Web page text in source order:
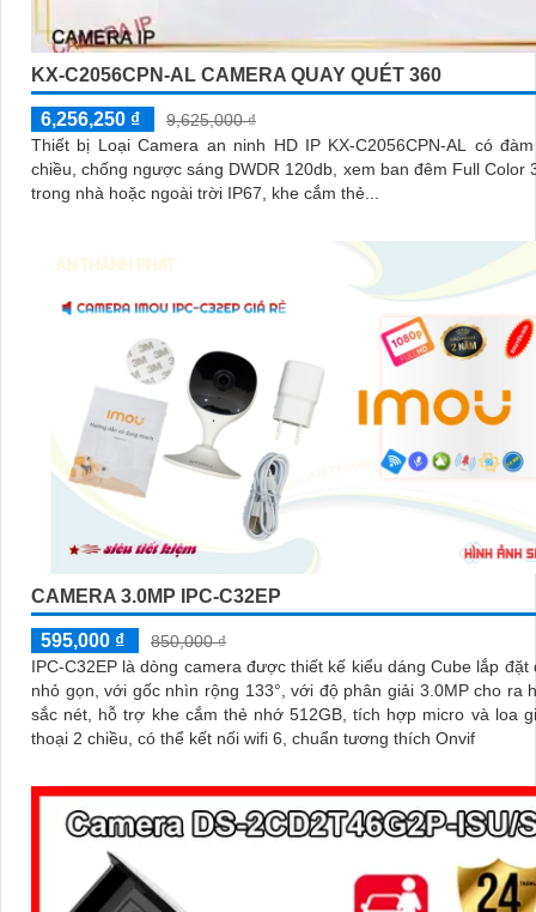
KX-C2056CPN-AL CAMERA QUAY QUÉT 360
6,256,250 ₫
9,625,000 ₫
Thiết bị Loại Camera an ninh HD IP KX-C2056CPN-AL có
chiều, chống ngược sáng DWDR 120db, xem ban đêm Full Color
trong nhà hoặc ngoài trời IP67, khe cắm thẻ...
CAMERA 3.0MP IPC-C32EP
595,000 ₫
850,000 ₫
IPC-C32EP là dòng camera được thiết kế kiểu dáng Cube lắp đặt
nhỏ gọn, với gốc nhìn rộng 133°, với độ phân giải 3.0MP cho ra
sắc nét, hỗ trợ khe cắm thẻ nhớ 512GB, tích hợp micro và loa
thoại 2 chiều, có thể kết nối wifi 6, chuẩn tương thích Onvif